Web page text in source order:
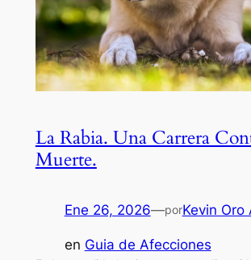
La Rabia. Una Carrera
Muerte.
Ene 26, 2026—porKevin Oro
en Guia de Afecciones